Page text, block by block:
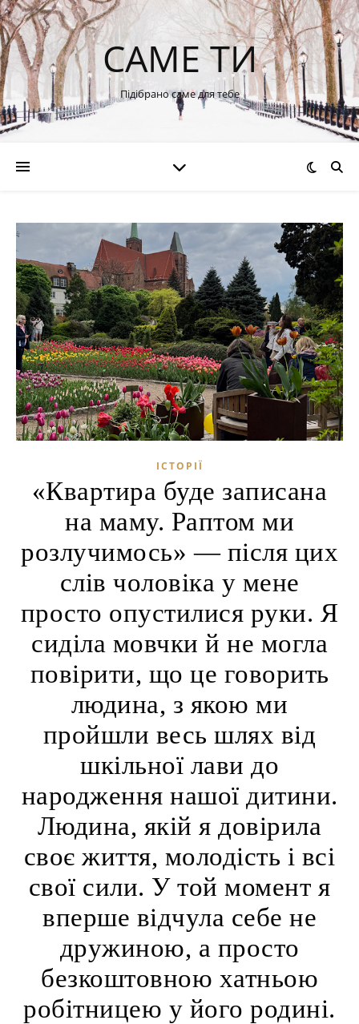
САМЕ ТИ
Підібрано саме для тебе
ІСТОРІЇ
«Квартира буде записана
на маму. Раптом ми
розлучимось» — після цих
слів чоловіка у мене
просто опустилися руки. Я
сиділа мовчки й не могла
повірити, що це говорить
людина, з якою ми
пройшли весь шлях від
шкільної лави до
народження нашої дитини.
Людина, якій я довірила
своє життя, молодість і всі
свої сили. У той момент я
вперше відчула себе не
дружиною, а просто
безкоштовною хатньою
робітницею у його родині.